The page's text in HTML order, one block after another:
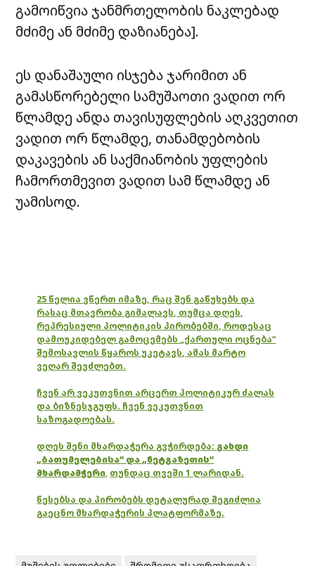
გამოიწვია ჯანმრთელობის ნაკლებად
მძიმე ან მძიმე დაზიანება].
ეს დანაშაული ისჯება ჯარიმით ან
გამასწორებელი სამუშაოთი ვადით ორ
წლამდე ანდა თავისუფლების აღკვეთით
ვადით ორ წლამდე, თანამდებობის
დაკავების ან საქმიანობის უფლების
ჩამორთმევით ვადით სამ წლამდე ან
უამისოდ.
25 წელია ვწერთ იმაზე, რაც შენ გაწუხებს და
რასაც მთავრობა გიმალავს, თუმცა დღეს,
რეპრესიული პოლიტიკის პირობებში, როდესაც
დამოუკიდებელ გამოცემებს „ქართული ოცნება“
შემოსავლის წყაროს უკეტავს, ამას მარტო
ვეღარ შევძლებთ.
ჩვენ არ ვეკუთვნით არცერთ პოლიტიკურ ძალას
და ბიზნესჯგუფს. ჩვენ ვეკუთვნით
საზოგადოებას.
დღეს შენი მხარდაჭერა გვჭირდება: გახდი
„ბათუმელებისა“ და „ნეტგაზეთის“
მხარდამჭერი, თუნდაც თვეში 1 ლარიდან.
წესებსა და პირობებს დეტალურად შეგიძლია
გაეცნო მხარდაჭერის პლატფორმაზე.